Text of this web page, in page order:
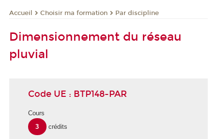
Accueil Choisir ma formation Par discipline
Dimensionnement du réseau
pluvial
Code UE : BTP148-PAR
Cours
3
crédits